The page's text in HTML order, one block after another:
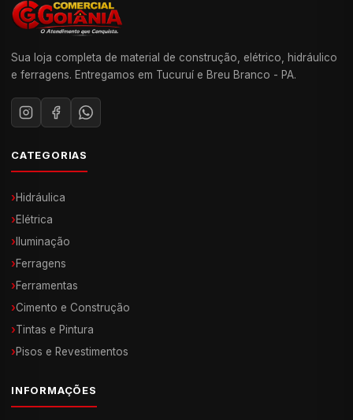
Sua loja completa de material de construção, elétrico, hidráulico
e ferragens. Entregamos em Tucuruí e Breu Branco - PA.
CATEGORIAS
›Hidráulica
›Elétrica
› Iluminação
›Ferragens
›Ferramentas
›Cimento e Construção
›Tintas e Pintura
›Pisos e Revestimentos
INFORMAÇÕES